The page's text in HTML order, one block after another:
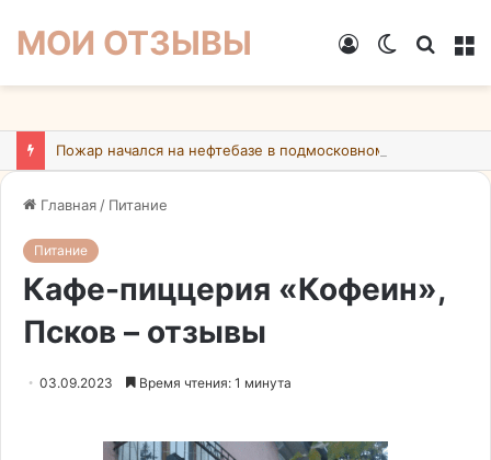
МОИ ОТЗЫВЫ
Switch
Войти
Главная / Питание
Питание
Кафе-пиццерия «Кофеин»,
Псков – отзывы
03.09.2023 Время чтения: 1 минута